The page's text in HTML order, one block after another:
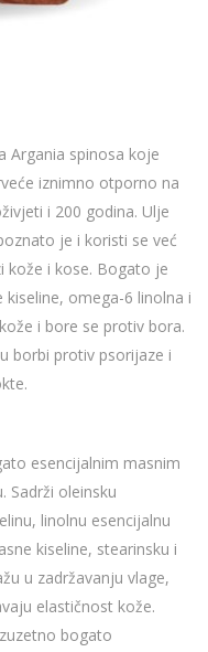
Argania spinosa koje
iznimno otporno na
i 200 godina. Ulje
je i koristi se već
kože i kose. Bogato je
omega-6 linolna i
i bore se protiv bora.
borbi protiv psorijaze i
esencijalnim masnim
Sadrži oleinsku
linolnu esencijalnu
kiseline, stearinsku i
u zadržavanju vlage,
elastičnost kože.
bogato